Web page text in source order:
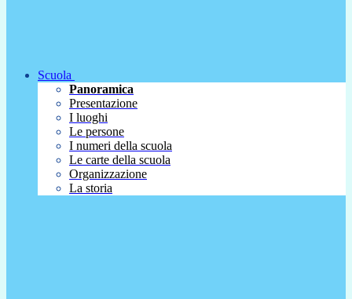
Scuola
Panoramica
Presentazione
I luoghi
Le persone
I numeri della scuola
Le carte della scuola
Organizzazione
La storia